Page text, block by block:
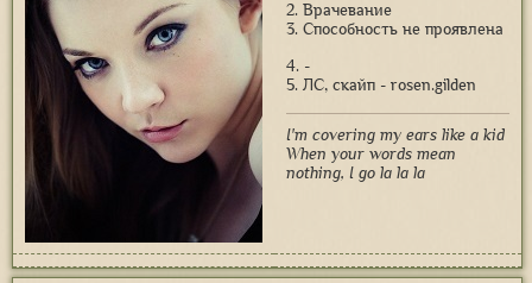
2. Врачевание
3. Способность не проявлена
4. -
5. ЛС, скайп - rosen.gilden
I'm covering my ears like a kid
When your words mean
nothing, I go la la la